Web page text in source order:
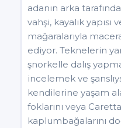
adanın arka
vahşi, kayalık
mağaralarıyla
ediyor. Teknelerin
şnorkelle dalış
incelemek ve
kendilerine yaşam
foklarını veya
kaplumbağalarını